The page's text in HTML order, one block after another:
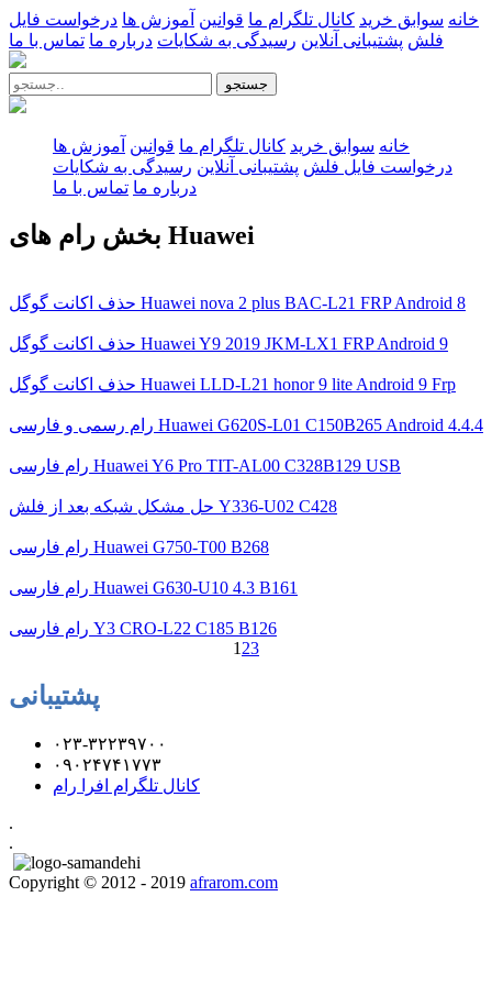
خانه سوابق خرید کانال تلگرام ما قوانین آموزش ها درخواست فایل
فلش پشتیبانی آنلاین رسیدگی به شکایات درباره ما تماس با ما
جستجو
خانه سوابق خرید کانال تلگرام ما قوانین آموزش ها
درخواست فایل فلش پشتیبانی آنلاین رسیدگی به شکایات
درباره ما تماس با ما
بخش رام های Huawei
حذف اکانت گوگل Huawei nova 2 plus BAC-L21 FRP Android 8
حذف اکانت گوگل Huawei Y9 2019 JKM-LX1 FRP Android 9
حذف اکانت گوگل Huawei LLD-L21 honor 9 lite Android 9 Frp
رام رسمی و فارسی Huawei G620S-L01 C150B265 Android 4.4.4
رام فارسی Huawei Y6 Pro TIT-AL00 C328B129 USB
حل مشکل شبکه بعد از فلش Y336-U02 C428
رام فارسی Huawei G750-T00 B268
رام فارسی Huawei G630-U10 4.3 B161
رام فارسی Y3 CRO-L22 C185 B126
1 23
پشتیبانی
۰۲۳-۳۲۲۳۹۷۰۰
۰۹۰۲۴۷۴۱۷۷۳
کانال تلگرام افرا رام
.
.
Copyright © 2012 - 2019 afrarom.com